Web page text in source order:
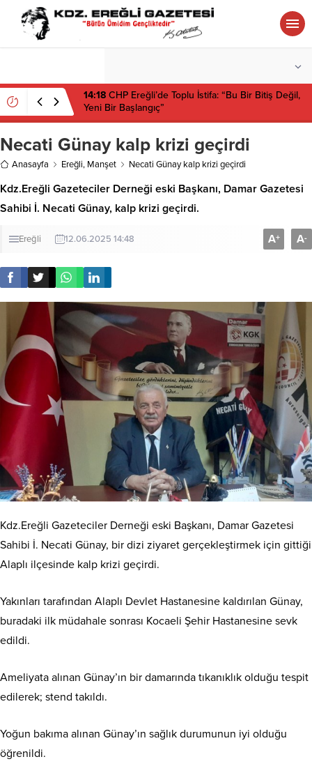
14:18 CHP Ereğli’de Toplu İstifa: “Bu Bir Bitiş Değil,
Yeni Bir Başlangıç”
Necati Günay kalp krizi geçirdi
Anasayfa Ereğli, Manşet Necati Günay kalp krizi geçirdi
Kdz.Ereğli Gazeteciler Derneği eski Başkanı, Damar Gazetesi
Sahibi İ. Necati Günay, kalp krizi geçirdi.
Ereğli 12.06.2025 14:48 A+ A-
Kdz.Ereğli Gazeteciler Derneği eski Başkanı, Damar Gazetesi
Sahibi İ. Necati Günay, bir dizi ziyaret gerçekleştirmek için gittiği
Alaplı ilçesinde kalp krizi geçirdi.
Yakınları tarafından Alaplı Devlet Hastanesine kaldırılan Günay,
buradaki ilk müdahale sonrası Kocaeli Şehir Hastanesine sevk
edildi.
Ameliyata alınan Günay’ın bir damarında tıkanıklık olduğu tespit
edilerek; stend takıldı.
Yoğun bakıma alınan Günay’ın sağlık durumunun iyi olduğu
öğrenildi.